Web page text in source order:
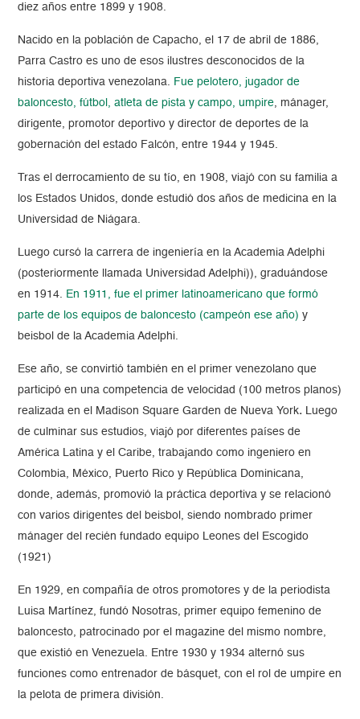
diez años entre 1899 y 1908.
Nacido en la población de Capacho, el 17 de abril de 1886,
Parra Castro es uno de esos ilustres desconocidos de la
historia deportiva venezolana. Fue pelotero, jugador de
baloncesto, fútbol, atleta de pista y campo, umpire, mánager,
dirigente, promotor deportivo y director de deportes de la
gobernación del estado Falcón, entre 1944 y 1945.
Tras el derrocamiento de su tío, en 1908, viajó con su familia a
los Estados Unidos, donde estudió dos años de medicina en la
Universidad de Niágara.
Luego cursó la carrera de ingeniería en la Academia Adelphi
(posteriormente llamada Universidad Adelphi)), graduándose
en 1914. En 1911, fue el primer latinoamericano que formó
parte de los equipos de baloncesto (campeón ese año) y
beisbol de la Academia Adelphi.
Ese año, se convirtió también en el primer venezolano que
participó en una competencia de velocidad (100 metros planos)
realizada en el Madison Square Garden de Nueva York. Luego
de culminar sus estudios, viajó por diferentes países de
América Latina y el Caribe, trabajando como ingeniero en
Colombia, México, Puerto Rico y República Dominicana,
donde, además, promovió la práctica deportiva y se relacionó
con varios dirigentes del beisbol, siendo nombrado primer
mánager del recién fundado equipo Leones del Escogido
(1921)
En 1929, en compañía de otros promotores y de la periodista
Luisa Martínez, fundó Nosotras, primer equipo femenino de
baloncesto, patrocinado por el magazine del mismo nombre,
que existió en Venezuela. Entre 1930 y 1934 alternó sus
funciones como entrenador de básquet, con el rol de umpire en
la pelota de primera división.